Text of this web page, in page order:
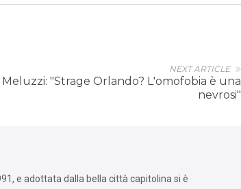
NEXT ARTICLE
Meluzzi: "Strage Orlando? L'omofobia è una
nevrosi"
e adottata dalla bella città capitolina si è